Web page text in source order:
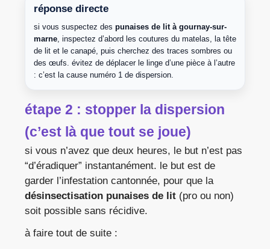
réponse directe
si vous suspectez des punaises de lit à gournay-sur-
marne, inspectez d’abord les coutures du matelas, la tête
de lit et le canapé, puis cherchez des traces sombres ou
des œufs. évitez de déplacer le linge d’une pièce à l’autre
: c’est la cause numéro 1 de dispersion.
étape 2 : stopper la dispersion
(c’est là que tout se joue)
si vous n’avez que deux heures, le but n’est pas
“d’éradiquer” instantanément. le but est de
garder l’infestation cantonnée, pour que la
désinsectisation punaises de lit (pro ou non)
soit possible sans récidive.
à faire tout de suite :